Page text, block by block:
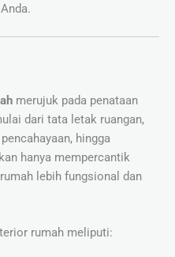
merujuk pada penataan
dari tata letak ruangan,
hingga
hanya mempercantik
lebih fungsional dan
rumah meliputi: